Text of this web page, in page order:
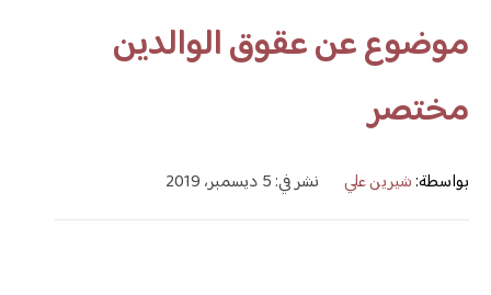
موضوع عن عقوق الوالدين
مختصر
بواسطة:شيرين علي نشر في: 5 ديسمبر، 2019